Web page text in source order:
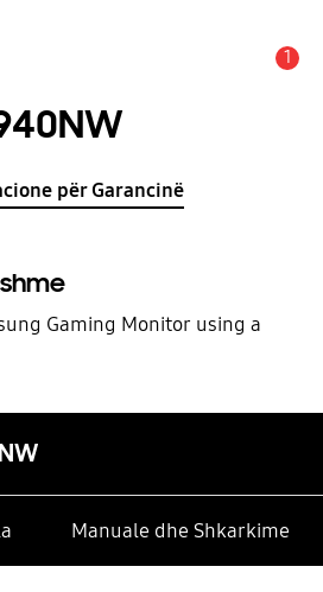
1
për Garancinë
Gaming Monitor using a
Manuale dhe Shkarkime